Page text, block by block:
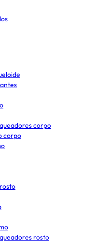
corpo
corpo
rosto